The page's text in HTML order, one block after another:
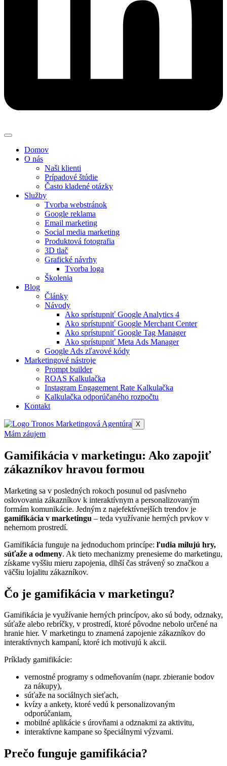
Domov
O nás
Naši klienti
Prípadové štúdie
Často kladené otázky
Služby
Tvorba webstránok
Google reklama
Email marketing
Social media marketing
Produktová fotografia
3D tlač
Grafické návrhy
Tvorba loga
Školenia
Blog
Články
Návody
Ako sprístupniť Google Analytics 4​
Ako sprístupniť Google Merchant Center​
Ako sprístupniť Google Tag Manager​
Ako sprístupniť Meta Ads Manager​
Google Ads zľavové kódy
Marketingové nástroje
Prompt builder
ROAS Kalkulačka
Instagram Engagement Rate Kalkulačka
Kalkulačka odporúčaného rozpočtu
Kontakt
X
Mám záujem
Gamifikácia v marketingu: Ako zapojiť
zákazníkov hravou formou
Marketing sa v posledných rokoch posunul od pasívneho
oslovovania zákazníkov k interaktívnym a personalizovaným
formám komunikácie. Jedným z najefektívnejších trendov je
gamifikácia v marketingu – teda využívanie herných prvkov v
nehernom prostredí.
Gamifikácia funguje na jednoduchom princípe: ľudia milujú hry,
súťaže a odmeny. Ak tieto mechanizmy prenesieme do marketingu,
získame vyššiu mieru zapojenia, dlhší čas strávený so značkou a
väčšiu lojalitu zákazníkov.
Čo je gamifikácia v marketingu?
Gamifikácia je využívanie herných princípov, ako sú body, odznaky,
súťaže alebo rebríčky, v prostredí, ktoré pôvodne nebolo určené na
hranie hier. V marketingu to znamená zapojenie zákazníkov do
interaktívnych kampaní, ktoré ich motivujú k akcii.
Príklady gamifikácie:
vernostné programy s odmeňovaním (napr. zbieranie bodov
za nákupy),
súťaže na sociálnych sieťach,
kvízy a ankety, ktoré vedú k personalizovaným
odporúčaniam,
mobilné aplikácie s úrovňami a odznakmi za aktivitu,
interaktívne kampane so špeciálnymi výzvami.
Prečo funguje gamifikácia?